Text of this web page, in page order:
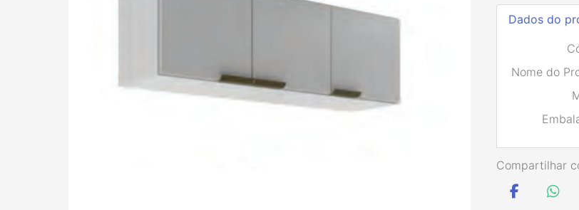
Dados do
Nome do
Compartilhar